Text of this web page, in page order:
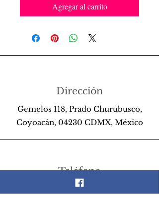
Agregar al carrito
Dirección
Gemelos 118, Prado Churubusco,
Coyoacán, 04230 CDMX, México
Teléfono
55 26 89 13 14